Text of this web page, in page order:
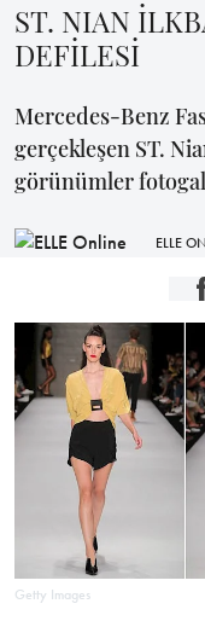
ST. NIAN
DEFİLESİ
Mercedes-Benz
gerçekleşen ST.
görünümler
ELLE
Getty Images